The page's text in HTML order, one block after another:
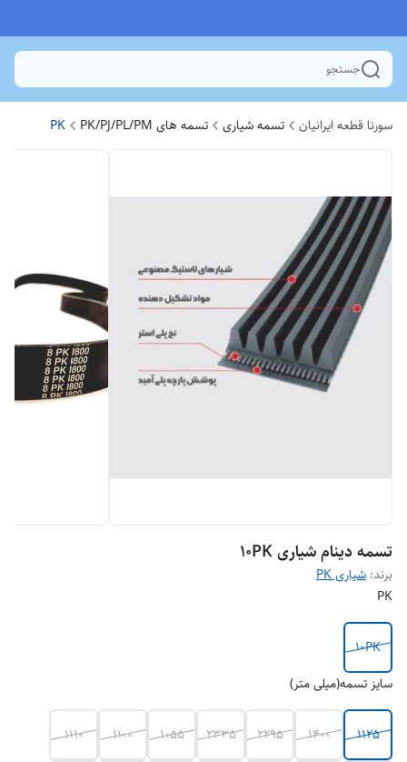
جستجو
سورنا قطعه ایرانیان تسمه شیاری تسمه های PK/PJ/PL/PM PK
تسمه دینام شیاری 10PK
برند: شیاری PK
PK
10PK
سایز تسمه(میلی متر)
1125
1400
2295
2335
1055
1100
1110